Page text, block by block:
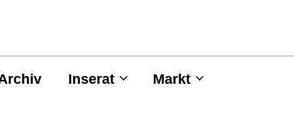
Inserat Markt